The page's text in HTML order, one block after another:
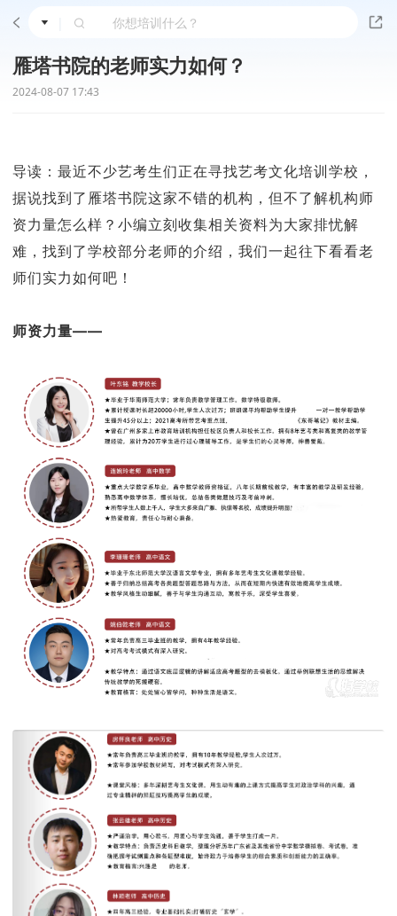
雁塔书院的老师实力如何？
2024-08-07 17:43
导读：最近不少艺考生们正在寻找艺考文化培训学校，
据说找到了雁塔书院这家不错的机构，但不了解机构师
资力量怎么样？小编立刻收集相关资料为大家排忧解
难，找到了学校部分老师的介绍，我们一起往下看看老
师们实力如何吧！
师资力量——